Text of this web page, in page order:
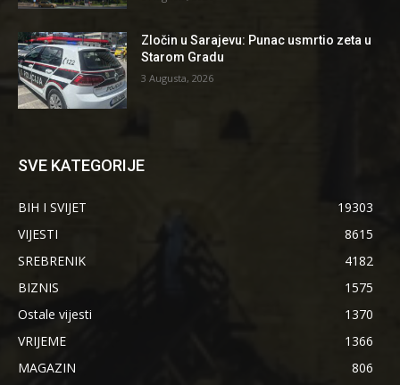
Zločin u Sarajevu: Punac usmrtio zeta u
Starom Gradu
3 Augusta, 2026
SVE KATEGORIJE
BIH I SVIJET
19303
VIJESTI
8615
SREBRENIK
4182
BIZNIS
1575
Ostale vijesti
1370
VRIJEME
1366
MAGAZIN
806